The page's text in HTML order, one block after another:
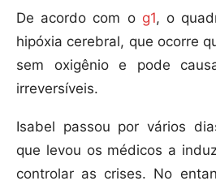
De acordo com o g1, o
hipóxia cerebral, que ocorre
sem oxigênio e pode
irreversíveis.
Isabel passou por vários
que levou os médicos a
controlar as crises. No